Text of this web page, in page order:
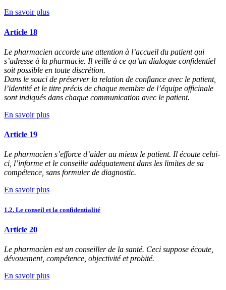
En savoir plus
Article 18
Le pharmacien accorde une attention à l’accueil du patient qui
s’adresse à la pharmacie. Il veille à ce qu’un dialogue confidentiel
soit possible en toute discrétion.
Dans le souci de préserver la relation de confiance avec le patient,
l’identité et le titre précis de chaque membre de l’équipe officinale
sont indiqués dans chaque communication avec le patient.
En savoir plus
Article 19
Le pharmacien s’efforce d’aider au mieux le patient. Il écoute celui-
ci, l’informe et le conseille adéquatement dans les limites de sa
compétence, sans formuler de diagnostic.
En savoir plus
1.2. Le conseil et la confidentialité
Article 20
Le pharmacien est un conseiller de la santé. Ceci suppose écoute,
dévouement, compétence, objectivité et probité.
En savoir plus